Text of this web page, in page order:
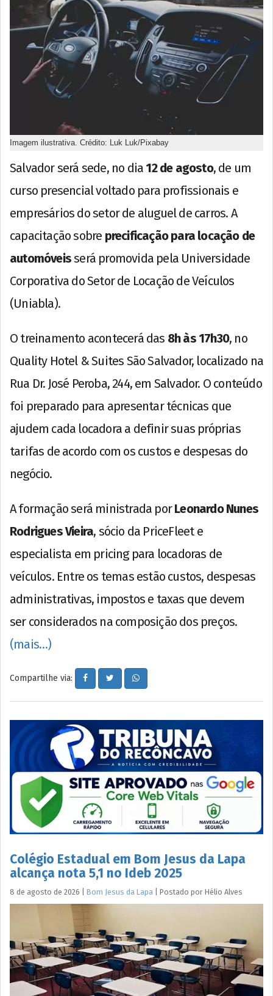
Imagem ilustrativa. Crédito: Luk Luk/Pixabay
Salvador será sede, no dia 12 de agosto, de um
curso presencial voltado para profissionais e
empresários do setor de aluguel de carros. A
capacitação sobre precificação para locação de
automóveisserá promovida pela Universidade
Corporativa do Setor de Locação de Veículos
(Uniabla).
O treinamento acontecerá das 8h às 17h30, no
Quality Hotel & Suites São Salvador, localizado na
Rua Dr. José Peroba, 244, em Salvador. O conteúdo
foi preparado para apresentar técnicas que
ajudem cada locadora a definir suas próprias
tarifas de acordo com os custos e despesas do
negócio.
A formação será ministrada porLeonardo Nunes
Rodrigues Vieira, sócio da PriceFleet e
especialista em pricing para locadoras de
veículos. Entre os temas estão custos, despesas
administrativas, impostos e taxas que devem
ser considerados na composição dos preços.
(mais…)
Compartilhe via:
Colégio Estadual em Bom Jesus da Lapa
alcança nota 5,1 no Ideb 2025
8 de agosto de 2026 Bom Jesus da Lapa Postado por Hélio Alves